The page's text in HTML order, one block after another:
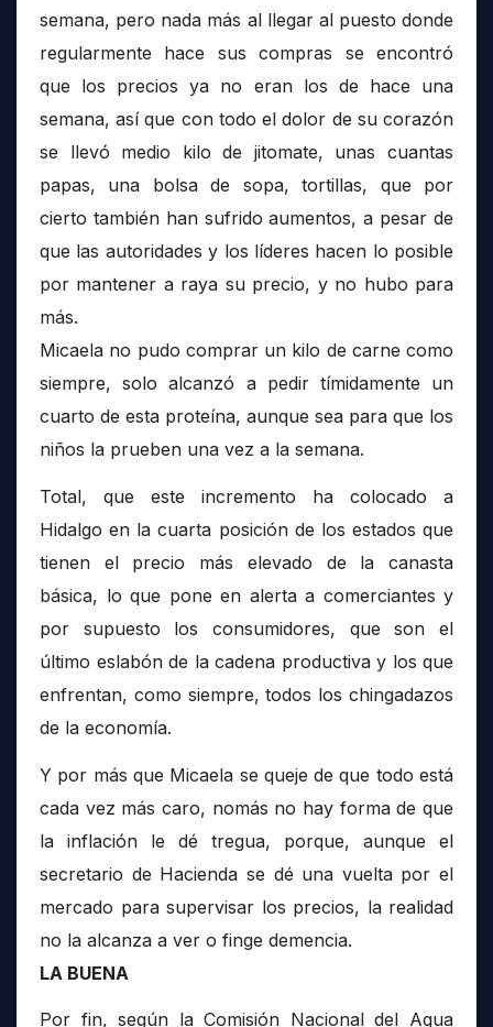
semana, pero nada más al llegar al puesto donde
regularmente hace sus compras se encontró
que los precios ya no eran los de hace una
semana, así que con todo el dolor de su corazón
se llevó medio kilo de jitomate, unas cuantas
papas, una bolsa de sopa, tortillas, que por
cierto también han sufrido aumentos, a pesar de
que las autoridades y los líderes hacen lo posible
por mantener a raya su precio, y no hubo para
más.
Micaela no pudo comprar un kilo de carne como
siempre, solo alcanzó a pedir tímidamente un
cuarto de esta proteína, aunque sea para que los
niños la prueben una vez a la semana.
Total, que este incremento ha colocado a
Hidalgo en la cuarta posición de los estados que
tienen el precio más elevado de la canasta
básica, lo que pone en alerta a comerciantes y
por supuesto los consumidores, que son el
último eslabón de la cadena productiva y los que
enfrentan, como siempre, todos los chingadazos
de la economía.
Y por más que Micaela se queje de que todo está
cada vez más caro, nomás no hay forma de que
la inflación le dé tregua, porque, aunque el
secretario de Hacienda se dé una vuelta por el
mercado para supervisar los precios, la realidad
no la alcanza a ver o finge demencia.
LA BUENA
Por fin, según la Comisión Nacional del Agua